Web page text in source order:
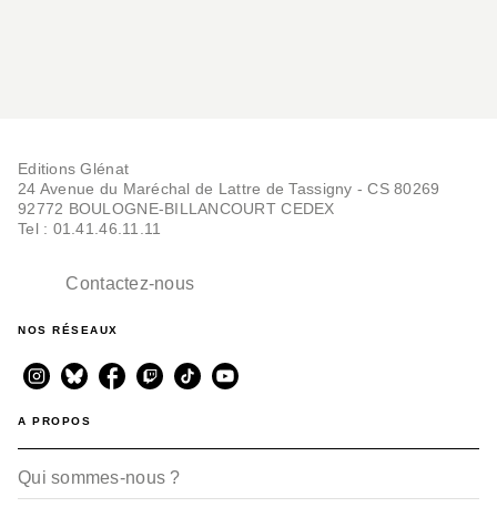
Editions Glénat
24 Avenue du Maréchal de Lattre de Tassigny - CS 80269
92772 BOULOGNE-BILLANCOURT CEDEX
Tel : 01.41.46.11.11
Contactez-nous
NOS RÉSEAUX
A PROPOS
Qui sommes-nous ?